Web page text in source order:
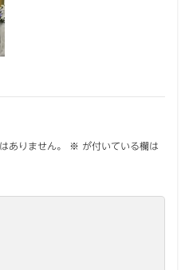
ありません。 ※ が付いている欄は